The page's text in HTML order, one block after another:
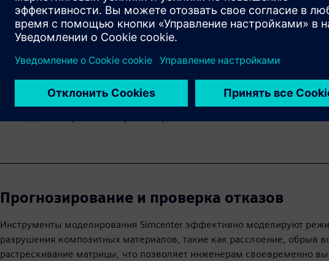
Ускорьте оптимизацию дизайна
конструкции (ориентацию волокон, последовательности укладки и
сокращая время разработки, сокращая количество прототипов и
Прогнозирование и проверка отказов
Инструменты моделирования Simcenter эффективно моделируют
разрушения композитных материалов, такие как расслоение, обрыв
растрескивание матрицы, что позволяет инженерам своевременно